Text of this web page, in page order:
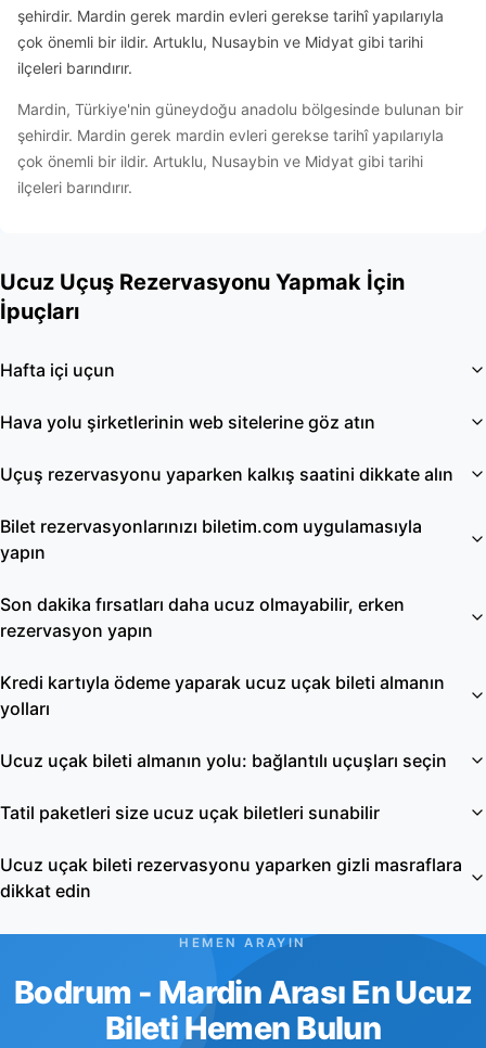
şehirdir. Mardin gerek mardin evleri gerekse tarihî yapılarıyla
çok önemli bir ildir. Artuklu, Nusaybin ve Midyat gibi tarihi
ilçeleri barındırır.
Mardin, Türkiye'nin güneydoğu anadolu bölgesinde bulunan bir
şehirdir. Mardin gerek mardin evleri gerekse tarihî yapılarıyla
çok önemli bir ildir. Artuklu, Nusaybin ve Midyat gibi tarihi
ilçeleri barındırır.
Ucuz Uçuş Rezervasyonu Yapmak İçin
İpuçları
Hafta içi uçun
Hava yolu şirketlerinin web sitelerine göz atın
Uçuş rezervasyonu yaparken kalkış saatini dikkate alın
Bilet rezervasyonlarınızı biletim.com uygulamasıyla
yapın
Son dakika fırsatları daha ucuz olmayabilir, erken
rezervasyon yapın
Kredi kartıyla ödeme yaparak ucuz uçak bileti almanın
yolları
Ucuz uçak bileti almanın yolu: bağlantılı uçuşları seçin
Tatil paketleri size ucuz uçak biletleri sunabilir
Ucuz uçak bileti rezervasyonu yaparken gizli masraflara
dikkat edin
HEMEN ARAYIN
Bodrum - Mardin Arası En Ucuz
Bileti Hemen Bulun